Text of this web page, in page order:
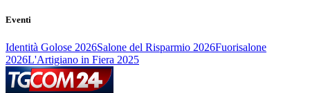
Eventi
Identità Golose 2026Salone del Risparmio 2026Fuorisalone
2026L'Artigiano in Fiera 2025